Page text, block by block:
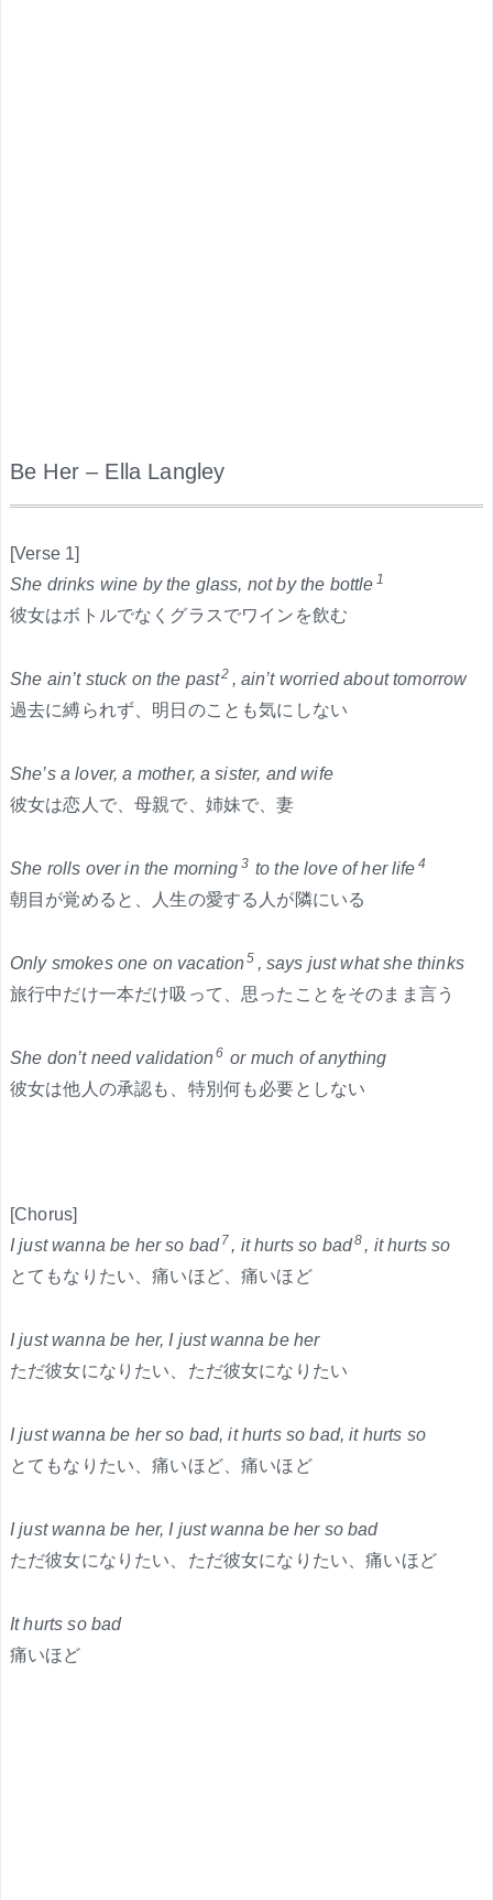
Be Her – Ella Langley
[Verse 1]
She drinks wine by the glass, not by the bottle 1
彼女はボトルでなくグラスでワインを飲む
She ain’t stuck on the past2 , ain’t worried about tomorrow
過去に縛られず、明日のことも気にしない
She’s a lover, a mother, a sister, and wife
彼女は恋人で、母親で、姉妹で、妻
She rolls over in the morning 3 to the love of her life 4
朝目が覚めると、人生の愛する人が隣にいる
Only smokes one on vacation5 , says just what she thinks
旅行中だけ一本だけ吸って、思ったことをそのまま言う
She don’t need validation6 or much of anything
彼女は他人の承認も、特別何も必要としない
[Chorus]
I just wanna be her so bad 7 , it hurts so bad8 , it hurts so
とてもなりたい、痛いほど、痛いほど
I just wanna be her, I just wanna be her
ただ彼女になりたい、ただ彼女になりたい
I just wanna be her so bad, it hurts so bad, it hurts so
とてもなりたい、痛いほど、痛いほど
I just wanna be her, I just wanna be her so bad
ただ彼女になりたい、ただ彼女になりたい、痛いほど
It hurts so bad
痛いほど